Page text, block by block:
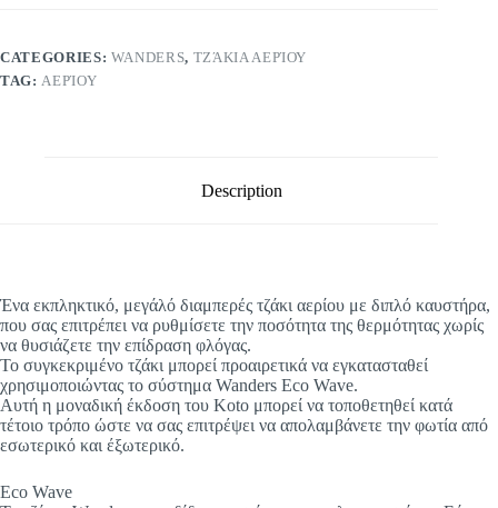
CATEGORIES: WANDERS, ΤΖΆΚΙΑ ΑΕΡΊΟΥ
TAG: ΑΕΡΊΟΥ
Description
Ένα εκπληκτικό, μεγάλό διαμπερές τζάκι αερίου με διπλό καυστήρα,
που σας επιτρέπει να ρυθμίσετε την ποσότητα της θερμότητας χωρίς
να θυσιάζετε την επίδραση φλόγας.
Το συγκεκριμένο τζάκι μπορεί προαιρετικά να εγκατασταθεί
χρησιμοποιώντας το σύστημα Wanders Eco Wave.
Αυτή η μοναδική έκδοση του Koto μπορεί να τοποθετηθεί κατά
τέτοιο τρόπο ώστε να σας επιτρέψει να απολαμβάνετε την φωτία από
εσωτερικό και έξωτερικό.
Eco Wave